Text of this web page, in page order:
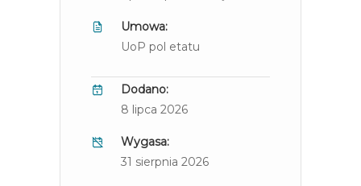
Umowa:
UoP pol etatu
Dodano:
8 lipca 2026
Wygasa:
31 sierpnia 2026